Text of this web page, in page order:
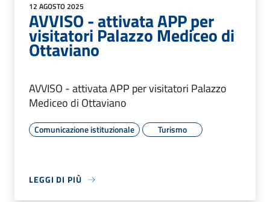
12 AGOSTO 2025
AVVISO - attivata APP per
visitatori Palazzo Mediceo di
Ottaviano
AVVISO - attivata APP per visitatori Palazzo
Mediceo di Ottaviano
Comunicazione istituzionale Turismo
LEGGI DI PIÙ